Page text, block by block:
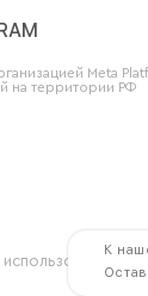
Meta
на территории РФ
К